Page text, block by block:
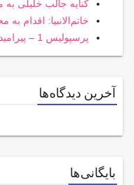
کنایه جالب خلیلی
خاتم‌الانبیا: اقدام
پرسپولیس 1 – پیرامیدز 0: شکست قهرمان آفریقا!
آخرین دیدگاه‌ها
بایگانی‌ها